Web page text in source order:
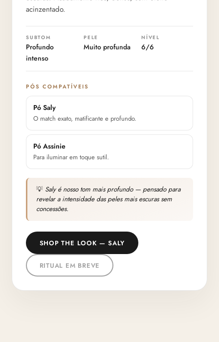
acinzentado.
SUBTOM
Profundo
intenso
PELE
Muito profunda
NÍVEL
6/6
PÓS COMPATÍVEIS
Pó Saly
O match exato, matificante e profundo.
Pó Assinie
Para iluminar em toque sutil.
💡 Saly é nosso tom mais profundo — pensado para
revelar a intensidade das peles mais escuras sem
concessões.
SHOP THE LOOK — SALY
RITUAL EM BREVE